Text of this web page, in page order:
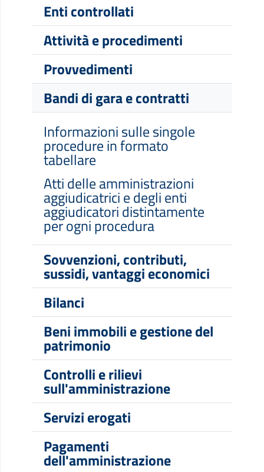
Enti controllati
Attività e procedimenti
Provvedimenti
Bandi di gara e contratti
Informazioni sulle singole
procedure in formato
tabellare
Atti delle amministrazioni
aggiudicatrici e degli enti
aggiudicatori distintamente
per ogni procedura
Sovvenzioni, contributi,
sussidi, vantaggi economici
Bilanci
Beni immobili e gestione del
patrimonio
Controlli e rilievi
sull'amministrazione
Servizi erogati
Pagamenti
dell'amministrazione